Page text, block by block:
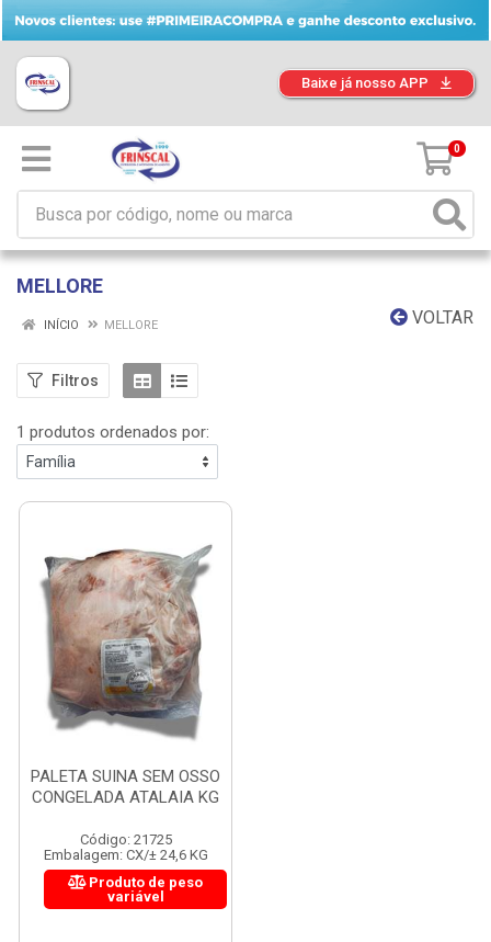
Baixe já nosso APP
0
MELLORE
VOLTAR
INÍCIO MELLORE
Filtros
1 produtos ordenados por:
PALETA SUINA SEM OSSO
CONGELADA ATALAIA KG
Código: 21725
Embalagem: CX/± 24,6 KG
Produto de peso
variável